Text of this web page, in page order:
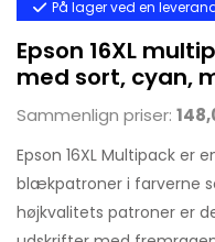
På lager ved en
Epson 16XL
med sort, cyan,
Sammenlign priser:
Epson 16XL Multipack er
blækpatroner i farverne
højkvalitets patroner er